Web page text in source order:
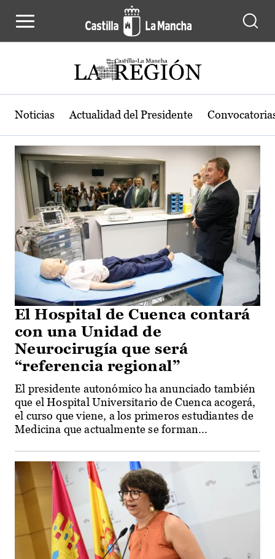
Actualidad de la región de Castilla-
Noticias Actualidad del Presidente
El Hospital de Cuenca contará
con una Unidad de
Neurocirugía que será
“referencia regional”
El presidente autonómico ha anunciado también
que el Hospital Universitario de Cuenca acogerá,
el curso que viene, a los primeros estudiantes de
Medicina que actualmente se forman...